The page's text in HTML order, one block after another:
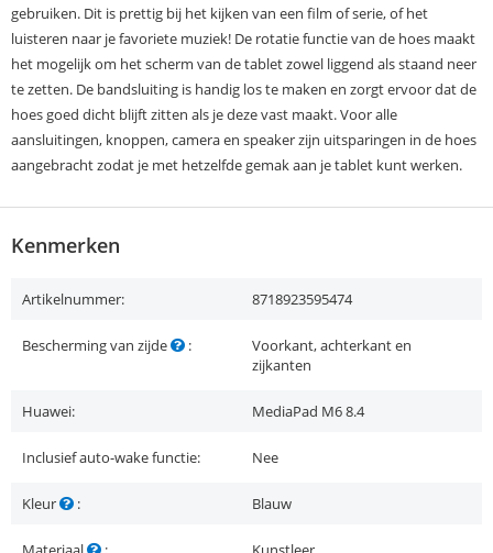
gebruiken. Dit is prettig bij het kijken van een film of serie, of het
luisteren naar je favoriete muziek! De rotatie functie van de hoes maakt
het mogelijk om het scherm van de tablet zowel liggend als staand neer
te zetten. De bandsluiting is handig los te maken en zorgt ervoor dat de
hoes goed dicht blijft zitten als je deze vast maakt. Voor alle
aansluitingen, knoppen, camera en speaker zijn uitsparingen in de hoes
aangebracht zodat je met hetzelfde gemak aan je tablet kunt werken.
Kenmerken
Artikelnummer: 8718923595474
Bescherming van zijde :
Voorkant, achterkant en
zijkanten
Huawei: MediaPad M6 8.4
Inclusief auto-wake functie: Nee
Kleur : Blauw